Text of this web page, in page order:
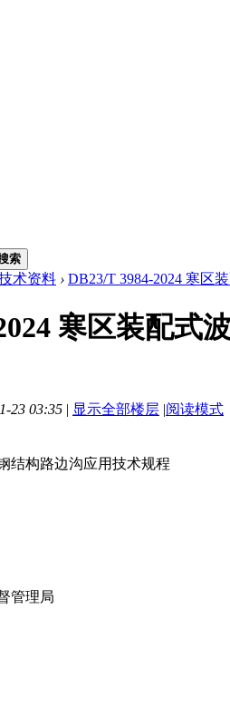
索
术资料 › DB23/T 3984-2024 寒区
寒区装配式
23 03:35 | 显示全部楼层 |阅读模式
结构路边沟应用技术规程
管理局